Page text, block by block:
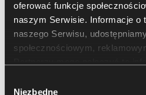
oferować funkcje
naszym Serwisie. Informacje o
naszego Serwisu,
społecznościowym,
korzystania z ich usług.
Niezbędne